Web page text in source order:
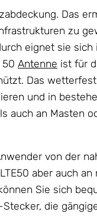
Das
zu
eignet sie sich
50 Antenne ist für
Das
und in
auch an Masten
von der
aber auch
Sie sich
die